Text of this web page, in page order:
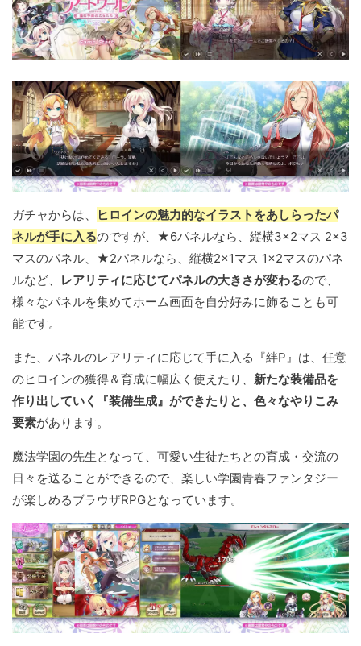
ガチャからは、
ヒロインの魅力的なイラストをあしらったパ
ネルが手に入るのですが、★6パネルなら、縦横3×2マス 2×3
マスのパネル、★2パネルなら、縦横2×1マス 1×2マスのパネ
ルなど、
レアリティに応じてパネルの大きさが変わるので、
様々なパネルを集めてホーム画面を自分好みに飾ることも可
能です。
また、パネルのレアリティに応じて手に入る『絆P』は、任意
のヒロインの獲得＆育成に幅広く使えたり、 新たな装備品を
作り出していく『装備生成』ができたりと、色々なやりこみ
要素があります。
魔法学園の先生となって、可愛い生徒たちとの育成・交流の
日々を送ることができるので、楽しい学園青春ファンタジー
が楽しめるブラウザRPGとなっています。